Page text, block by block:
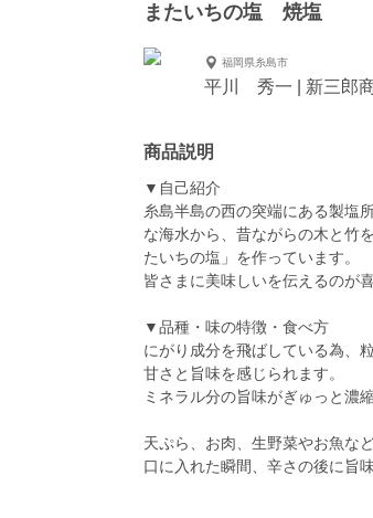
またいちの塩 焼塩
福岡県糸島市
平川 秀一 | 新三郎
商品説明
▼自己紹介
糸島半島の西の突端にある製塩
な海水から、昔ながらの木と竹
たいちの塩」を作っています。
皆さまに美味しいを伝えるのが喜
▼品種・味の特徴・食べ方
にがり成分を飛ばしている為、
甘さと旨味を感じられます。
ミネラル分の旨味がぎゅっと濃
天ぷら、お肉、生野菜やお魚な
口に入れた瞬間、辛さの後に旨